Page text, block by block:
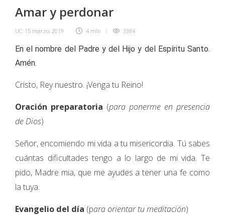
Amar y perdonar
UC, 15 marzo, 2019 4 min 3384
En el nombre del Padre y del Hijo y del Espíritu Santo.
Amén.
Cristo, Rey nuestro. ¡Venga tu Reino!
Oración preparatoria (para ponerme en presencia
de Dios)
Señor, encomiendo mi vida a tu misericordia. Tú sabes
cuántas dificultades tengo a lo largo de mi vida. Te
pido, Madre mia, que me ayudes a tener una fe como
la tuya.
Evangelio del día (para orientar tu meditación)